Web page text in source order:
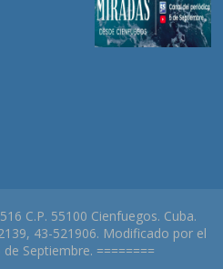
C.P. 55100 Cienfuegos. Cuba.
43-521906. Modificado por el
Septiembre. ========